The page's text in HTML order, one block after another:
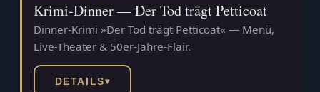
Krimi-Dinner — Der Tod trägt Petticoat
Dinner-Krimi »Der Tod trägt Petticoat« — Menü,
Live-Theater & 50er-Jahre-Flair.
DETAILS▾